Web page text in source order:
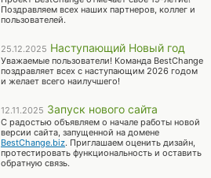
Поздравляем всех наших партнеров, коллег и
пользователей.
25.12.2025 Наступающий Новый год
Уважаемые пользователи! Команда BestChange
поздравляет всех с наступающим 2026 годом
и желает всего наилучшего!
12.11.2025 Запуск нового сайта
С радостью объявляем о начале работы новой
версии сайта, запущенной на домене
BestChange.biz. Приглашаем оценить дизайн,
протестировать функциональность и оставить
обратную связь.